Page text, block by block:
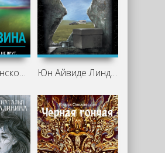
Георгий Ланской - Мнемозина Юн Айвиде Линдквист - Икс. Место последнее